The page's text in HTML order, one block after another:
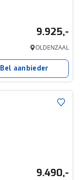
9.925,-
OLDENZAAL
Bel aanbieder
9.490,-